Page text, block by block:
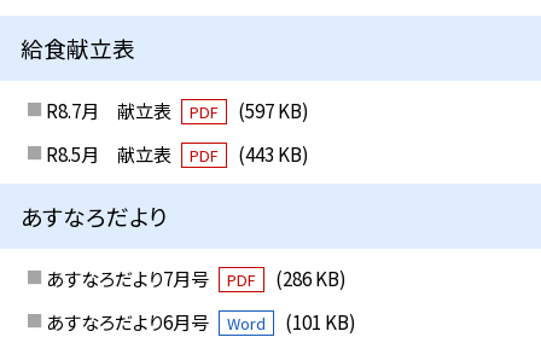
給食献立表
R8.7月 献立表 PDF
(597 KB)
R8.5月 献立表
PDF (443 KB)
あすなろだより
あすなろだより7月号 PDF
(286 KB)
あすなろだより6月号
Word (101 KB)